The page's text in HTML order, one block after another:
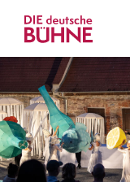
Kritiken
Schauspiel
Musiktheater
Tanz
Crossover